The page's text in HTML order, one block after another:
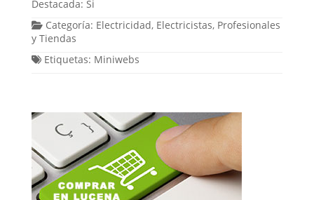
Destacada:Si
Categoría: Electricidad, Electricistas, Profesionales
y Tiendas
Etiquetas: Miniwebs